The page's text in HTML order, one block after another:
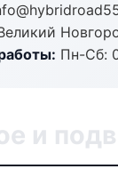
Пн-Сб:
и